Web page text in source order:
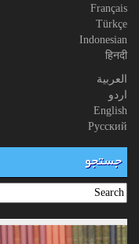
Français
Türkçe
Indonesian
हिनदी
العربیة
اردو
English
Русский
جستجو